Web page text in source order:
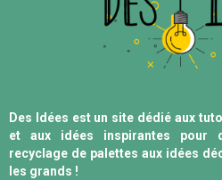
Des Idées est un site dédié aux
et aux idées inspirantes pour
recyclage de palettes aux idées
les grands !